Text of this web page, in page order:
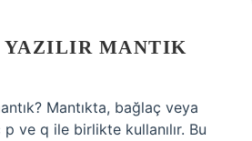
YAZILIR MANTIK
Mantıkta, bağlaç veya
ve q ile birlikte kullanılır. Bu